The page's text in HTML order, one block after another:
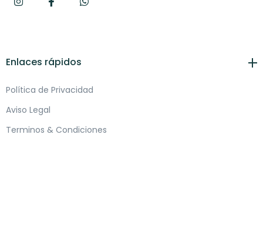
Enlaces rápidos
Política de Privacidad
Aviso Legal
Terminos & Condiciones